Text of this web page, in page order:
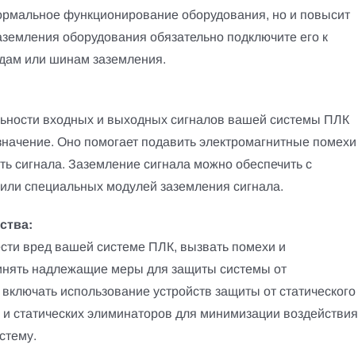
функционирование оборудования, но и повысит
оборудования обязательно подключите его к
или шинам заземления.
входных и выходных сигналов вашей системы ПЛК
Оно помогает подавить электромагнитные помехи
сигнала. Заземление сигнала можно обеспечить с
специальных модулей заземления сигнала.
вред вашей системе ПЛК, вызвать помехи и
надлежащие меры для защиты системы от
использование устройств защиты от статического
статических элиминаторов для минимизации воздействия